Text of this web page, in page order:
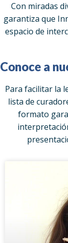
Con miradas
garantiza que
espacio de
Conoce a
Para facilitar la
lista de
formato